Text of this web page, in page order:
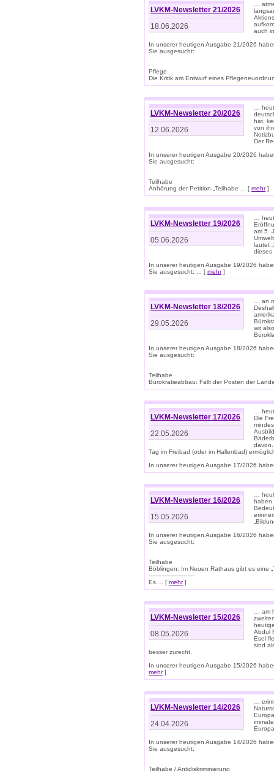
LVKM-Newsletter 21/2026
18.06.2026
…
auch
In unserer heutigen Ausgabe 21/2026
Sie ausgesucht:
Pflege
Die Kritik am Entwurf eines
LVKM-Newsletter 20/2026
12.06.2026
…
hat,
von
Der
In unserer heutigen Ausgabe 20/2026
Sie ausgesucht:
Teilhabe
Anhörung der Petition „Teilhabe ... [ mehr]
LVKM-Newsletter 19/2026
05.06.2026
…
am 5.
lautet
dieses
In unserer heutigen Ausgabe 19/2026
Sie ausgesucht: ... [ mehr]
LVKM-Newsletter 18/2026
29.05.2026
… an
wir
In unserer heutigen Ausgabe 18/2026
Sie ausgesucht:
Teilhabe
Bürokratieabbau: Fällt der Posten der
LVKM-Newsletter 17/2026
22.05.2026
…
Die
davon.
Tag im Freibad (oder im Hallenbad)
In unserer heutigen Ausgabe 17/2026
LVKM-Newsletter 16/2026
15.05.2026
…
haben
In unserer heutigen Ausgabe 16/2026
Sie ausgesucht:
Teilhabe
Böblingen: Im Neuen Rathaus gibt es eine
-------------------------
Es ... [ mehr]
LVKM-Newsletter 15/2026
08.05.2026
… am
Abdul
Esel
sind
besser zurecht.
In unserer heutigen Ausgabe 15/2026
mehr]
LVKM-Newsletter 14/2026
24.04.2026
…
In unserer heutigen Ausgabe 14/2026
Sie ausgesucht:
Teilhabe / Antidiskriminierung